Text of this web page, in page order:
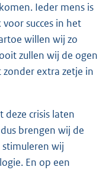
Ieder mens is
succes in het
willen wij zo
zullen wij de ogen
extra zetje in
crisis laten
brengen wij de
wij
En op een